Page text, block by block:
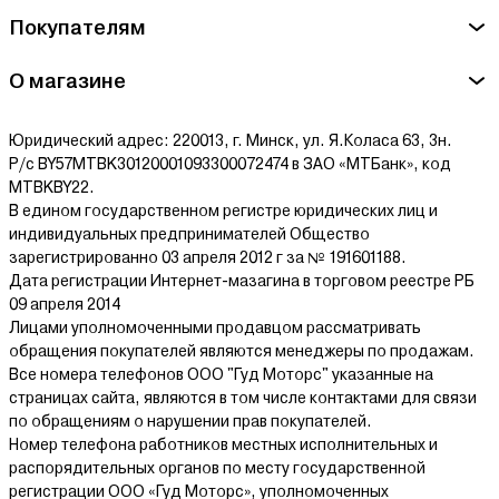
здесь.
Покупателям
О магазине
Юридический адрес: 220013, г. Минск, ул. Я.Коласа 63, 3н.
Р/с BY57MTBK30120001093300072474 в ЗАО «МТБанк», код
MTBKBY22.
В едином государственном регистре юридических лиц и
индивидуальных предпринимателей Общество
зарегистрированно 03 апреля 2012 г за № 191601188.
Дата регистрации Интернет-мазагина в торговом реестре РБ
09 апреля 2014
Лицами уполномоченными продавцом рассматривать
обращения покупателей являются менеджеры по продажам.
Все номера телефонов ООО "Гуд Моторс" указанные на
страницах сайта, являются в том числе контактами для связи
по обращениям о нарушении прав покупателей.
Номер телефона работников местных исполнительных и
распорядительных органов по месту государственной
регистрации ООО «Гуд Моторс», уполномоченных